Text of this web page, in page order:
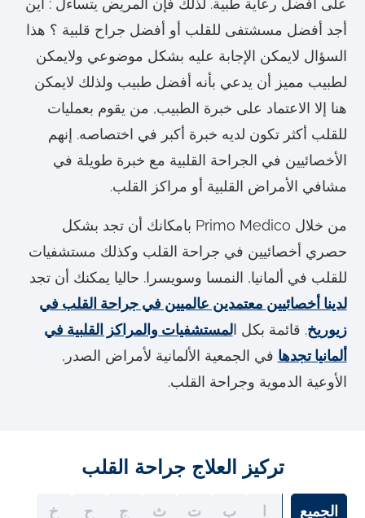
على أفضل رعاية طبية. لذلك فإن المريض يتساءل : أين
أجد أفضل مسشتفى للقلب أو أفضل جراح قلبية ؟ هذا
السؤال لايمكن الإجابة عليه بشكل موضوعي ولايمكن
لطبيب مميز أن يدعي بأنه أفضل طبيب ولذلك لايمكن
هنا إلا الاعتماد على خبرة الطبيب, من يقوم بعمليات
للقلب أكثر تكون لديه خبرة أكبر في اختصاصه. إنهم
الأخصائيين في الجراحة القلبية مع خبرة طويلة في
مشافي الأمراض القلبية أو مراكز القلب.
من خلال Primo Medico بامكانك أن تجد بشكل
حصري أخصائيين في جراحة القلب وكذلك مستشفيات
للقلب في ألمانيا, النمسا وسويسرا. حاليا يمكنك أن تجد
لدينا أخصائيين معتمدين عالميين في جراحة القلب في
زيوريخ. قائمة بكل المستشفيات والمراكز القلبية في
ألمانيا تجدها في الجمعية الألمانية لأمراض الصدر,
الأوعية الدموية وجراحة القلب.
تركيز العلاج جراحة القلب
الجميع ب ت ث ج ح خ